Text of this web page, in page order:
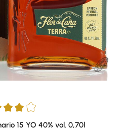
von 4 von 5 Sternen
15 YO 40% vol. 0,70l